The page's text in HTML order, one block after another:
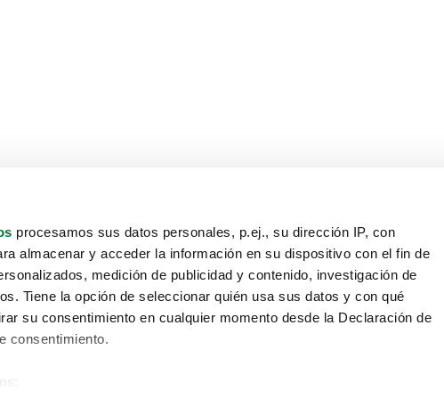
procesamos sus datos personales, p.ej., su dirección IP, con
almacenar y acceder la información en su dispositivo con el fin de
medición de publicidad y contenido, investigación de
Tiene la opción de seleccionar quién usa sus datos y con qué
su consentimiento en cualquier momento desde la Declaración de
consentimiento.